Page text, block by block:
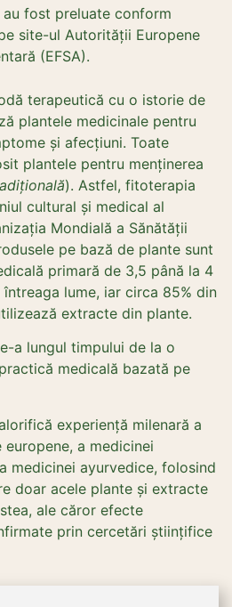
fost preluate conform
site-ul Autorității Europene
(EFSA).
terapeutică cu o istorie de
plantele medicinale pentru
și afecțiuni. Toate
plantele pentru menținerea
). Astfel, fitoterapia
cultural și medical al
Mondială a Sănătății
pe bază de plante sunt
primară de 3,5 până la 4
lume, iar circa 85% din
extracte din plante.
a lungul timpului de la o
medicală bazată pe
experiență milenară a
a medicinei
medicinei ayurvedice, folosind
doar acele plante și extracte
ale căror efecte
prin cercetări științifice